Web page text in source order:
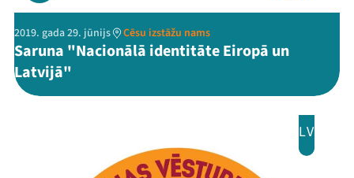
2019. gada 29. jūnijs Cēsu izstāžu nams
Saruna "Nacionālā identitāte Eiropā un
Latvijā"
LV